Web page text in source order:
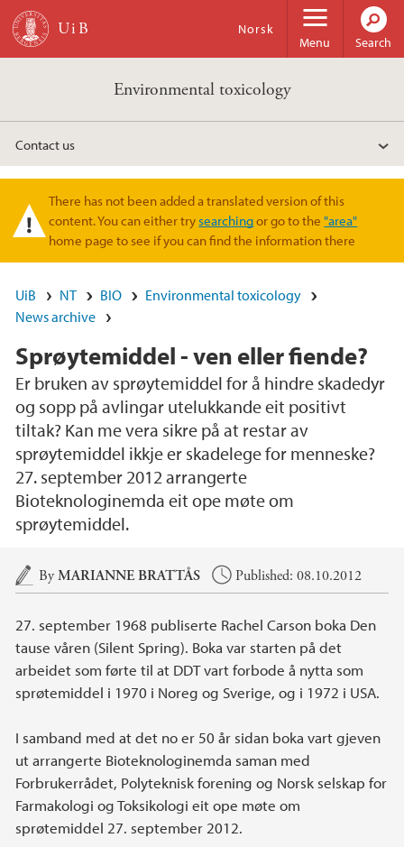
Skip to main content
Menu
Norsk
Search
Environmental toxicology
Contact us
Warning message
There has not been added a translated version of this
content. You can either trysearchingor go to the"area"
home page to see if you can find the information there
UiB NT BIO
Environmental toxicology
News archive
Sprøytemiddel - ven eller fiende?
Er bruken av sprøytemiddel for å hindre skadedyr
og sopp på avlingar utelukkande eit positivt
tiltak? Kan me vera sikre på at restar av
sprøytemiddel ikkje er skadelege for menneske?
27. september 2012 arrangerte
Bioteknologinemda eit ope møte om
sprøytemiddel.
Main content
ByMARIANNE BRATTÅS Published: 08.10.2012
27. september 1968 publiserte Rachel Carson boka Den
tause våren (Silent Spring). Boka var starten på det
arbeidet som førte til at DDT vart forbode å nytta som
sprøtemiddel i 1970 i Noreg og Sverige, og i 1972 i USA.
I samband med at det no er 50 år sidan boka vart gjeven
ut arrangerte Bioteknologinemda saman med
Forbrukerrådet, Polyteknisk forening og Norsk selskap for
Farmakologi og Toksikologi eit ope møte om
sprøtemiddel 27. september 2012.